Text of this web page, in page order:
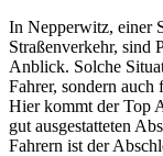
In Nepperwitz, einer
Straßenverkehr, sind
Anblick. Solche
Fahrer, sondern auch
Hier kommt der Top
gut ausgestatteten
Fahrern ist der